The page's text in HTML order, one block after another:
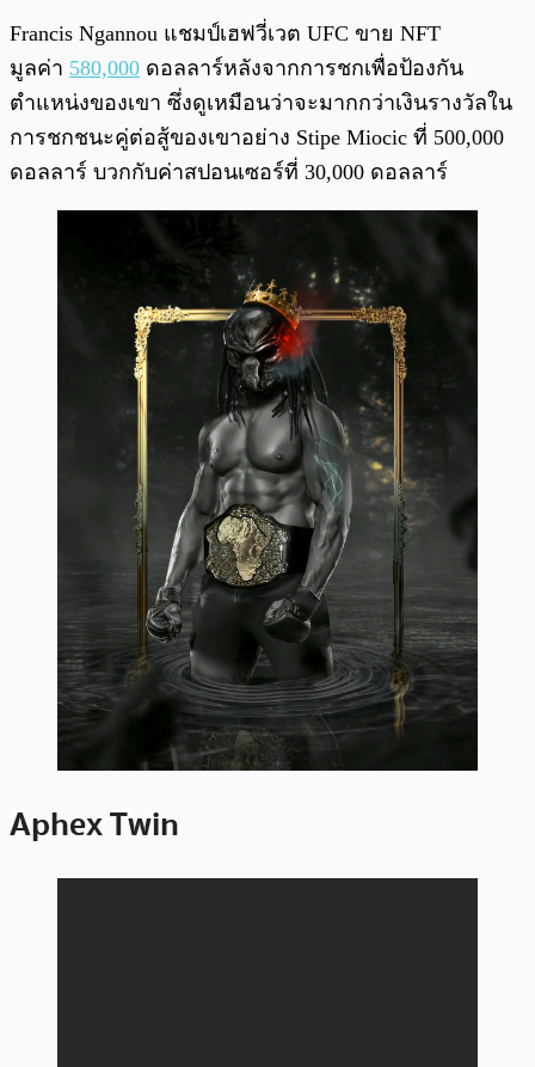
Francis Ngannou แชมป์เฮฟวี่เวต UFC ขาย NFT
มูลค่า 580,000 ดอลลาร์หลังจากการชกเพื่อป้องกัน
ตำแหน่งของเขา ซึ่งดูเหมือนว่าจะมากกว่าเงินรางวัลใน
การชกชนะคู่ต่อสู้ของเขาอย่าง Stipe Miocic ที่ 500,000
ดอลลาร์ บวกกับค่าสปอนเซอร์ที่ 30,000 ดอลลาร์
Aphex Twin